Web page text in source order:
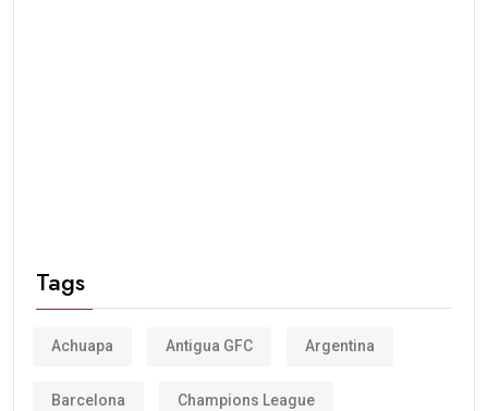
Tags
Achuapa Antigua GFC Argentina
Barcelona Champions League